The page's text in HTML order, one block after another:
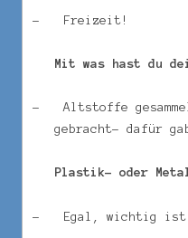
– Freizeit!
Mit was hast du
–
Altstoffe
gebracht- dafür
Plastik- oder
– Egal, wichtig ist